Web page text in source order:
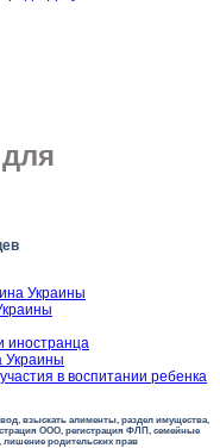
Украины
иностранца
Украины
в воспитании ребенка
взыскать алименты, раздел имущества,
ООО, регистрация ФЛП, семейные
родительских прав